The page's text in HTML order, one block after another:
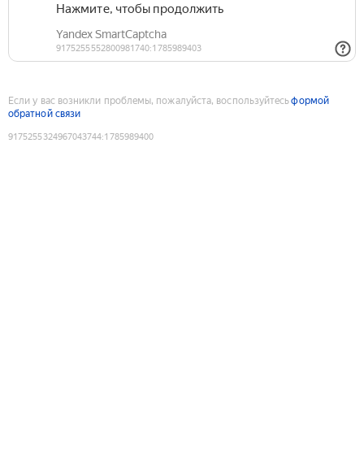
Если у вас возникли проблемы, пожалуйста, воспользуйтесьформой
обратной связи
9175255324967043744:1785989400